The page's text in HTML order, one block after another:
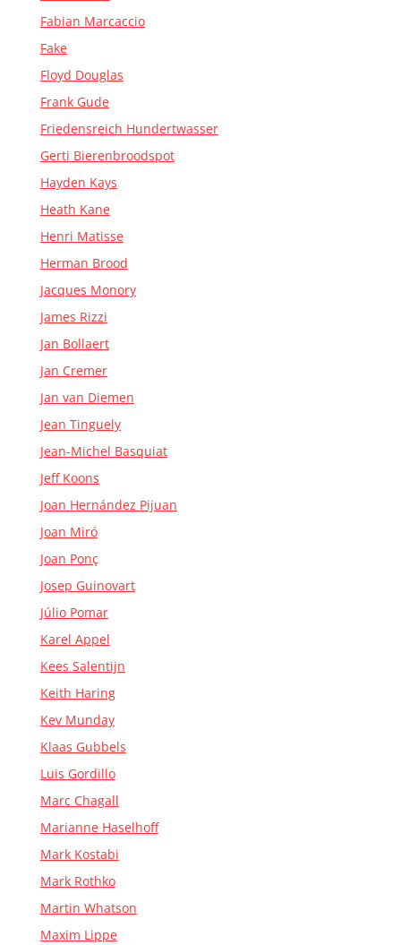
Fabian Marcaccio
Fake
Floyd Douglas
Frank Gude
Friedensreich Hundertwasser
Gerti Bierenbroodspot
Hayden Kays
Heath Kane
Henri Matisse
Herman Brood
Jacques Monory
James Rizzi
Jan Bollaert
Jan Cremer
Jan van Diemen
Jean Tinguely
Jean-Michel Basquiat
Jeff Koons
Joan Hernández Pijuan
Joan Miró
Joan Ponç
Josep Guinovart
Júlio Pomar
Karel Appel
Kees Salentijn
Keith Haring
Kev Munday
Klaas Gubbels
Luis Gordillo
Marc Chagall
Marianne Haselhoff
Mark Kostabi
Mark Rothko
Martin Whatson
Maxim Lippe